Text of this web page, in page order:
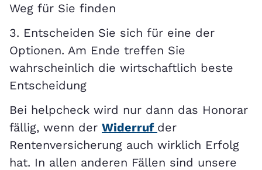
Weg für Sie finden
3. Entscheiden Sie sich für eine der
Optionen. Am Ende treffen Sie
wahrscheinlich die wirtschaftlich beste
Entscheidung
Bei helpcheck wird nur dann das Honorar
fällig, wenn der Widerruf der
Rentenversicherung auch wirklich Erfolg
hat. In allen anderen Fällen sind unsere